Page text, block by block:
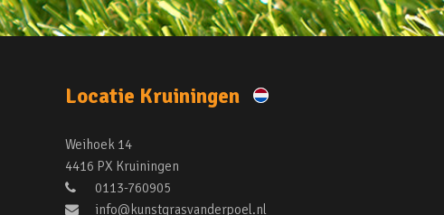
Locatie Kruiningen
Weihoek 14
4416 PX Kruiningen
0113-760905
info@kunstgrasvanderpoel.nl